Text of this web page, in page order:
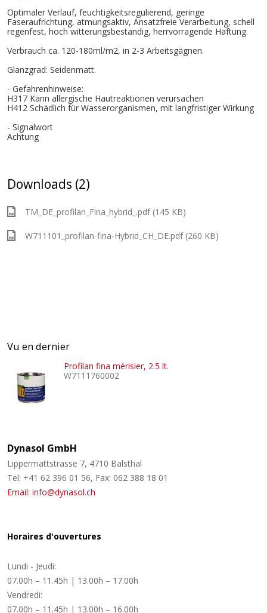
Optimaler Verlauf, feuchtigkeitsregulierend, geringe
Faseraufrichtung, atmungsaktiv, Ansatzfreie Verarbeitung, schell
regenfest, hoch witterungsbeständig, herrvorragende Haftung.
Verbrauch ca. 120-180ml/m2, in 2-3 Arbeitsgägnen.
Glanzgrad: Seidenmatt.
- Gefahrenhinweise:
H317 Kann allergische Hautreaktionen verursachen
H412 Schädlich für Wasserorganismen, mit langfristiger Wirkung
- Signalwort
Achtung
Downloads (2)
TM_DE_profilan_Fina_hybrid_.pdf (145 KB)
W711101_profilan-fina-Hybrid_CH_DE.pdf (260 KB)
Vu en dernier
Profilan fina mérisier, 2.5 lt.
W7111760002
Dynasol GmbH
Lippermattstrasse 7, 4710 Balsthal
Tel: +41 62 396 01 56, Fax: 062 388 18 01
Email: info@dynasol.ch
Horaires d'ouvertures
Lundi - Jeudi:
07.00h – 11.45h | 13.00h – 17.00h
Vendredi:
07.00h – 11.45h | 13.00h – 16.00h